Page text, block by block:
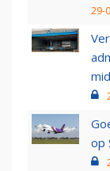
29-
op